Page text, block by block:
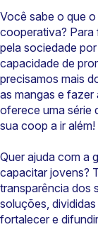
Você sabe o que
cooperativa?
pela sociedade
capacidade de
precisamos mais
as mangas e fazer
oferece uma série
sua coop a ir além!
Quer ajuda com a
capacitar jovens?
transparência dos
soluções,
fortalecer e